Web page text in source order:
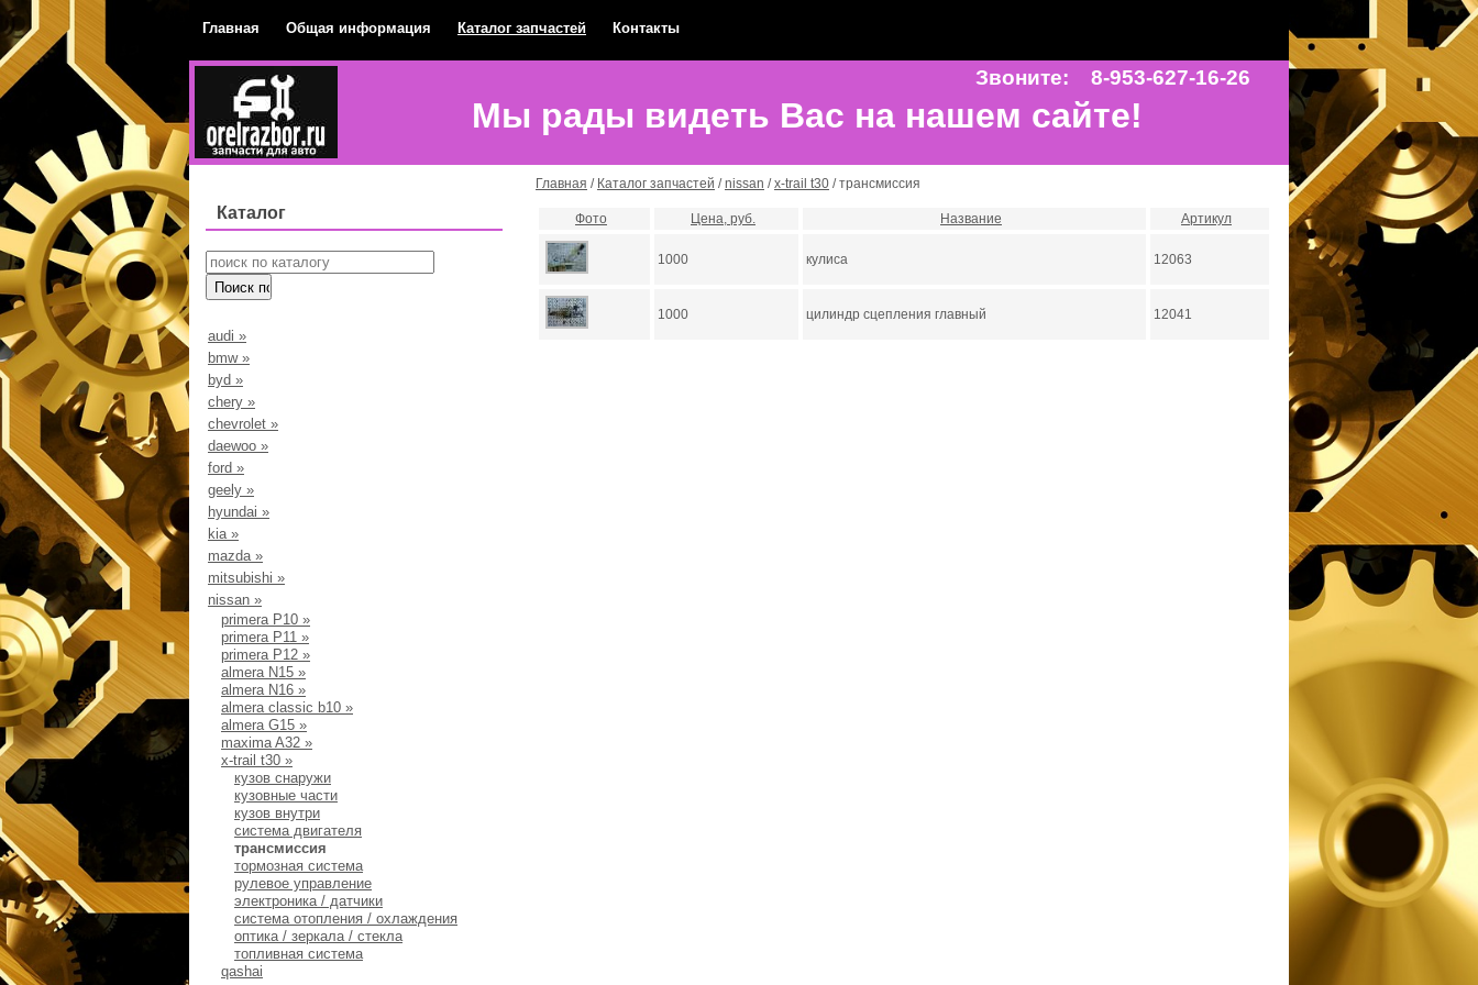
Главная Общая информация Каталог запчастей Контакты
Звоните: 8-953-627-16-26
Мы рады видеть Вас на нашем сайте!
Каталог
audi »
bmw»
byd »
chery »
chevrolet »
daewoo »
ford »
geely »
hyundai »
kia»
mazda»
mitsubishi »
nissan »
primera Р10 »
primera P11 »
primera P12 »
almera N15 »
almera N16 »
almera classic b10 »
almera G15 »
maxima A32 »
x-trail t30 »
кузов снаружи
кузовные части
кузов внутри
система двигателя
трансмиссия
тормозная система
рулевое управление
электроника / датчики
система отопления / охлаждения
оптика / зеркала / стекла
топливная система
qashai
Главная / Каталог запчастей /nissan /x-trail t30 / трансмиссия
Фото Цена, руб. Название Артикул
1000 кулиса 12063
1000 цилиндр сцепления главный 12041